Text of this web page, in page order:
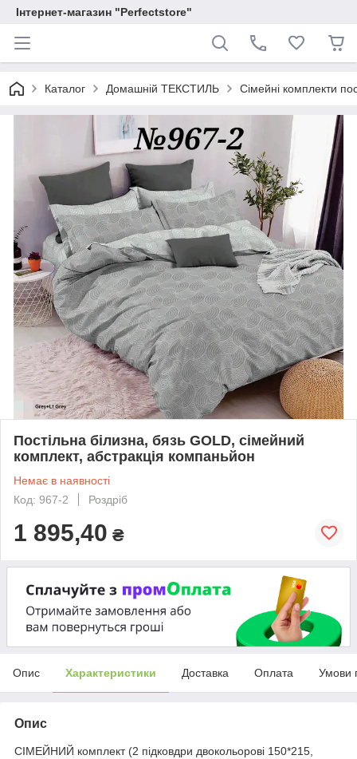
Інтернет-магазин "Perfectstore"
Каталог Домашній ТЕКСТИЛЬ Сімейні комплекти
Постільна білизна, бязь GOLD, сімейний
комплект, абстракція компаньйон
Немає в наявності
Код: 967-2
Роздріб
1 895,40 ₴
Опис Характеристики Доставка Оплата Умови
Опис
СІМЕЙНИЙ комплект (2 підковдри двокольорові 150*215,